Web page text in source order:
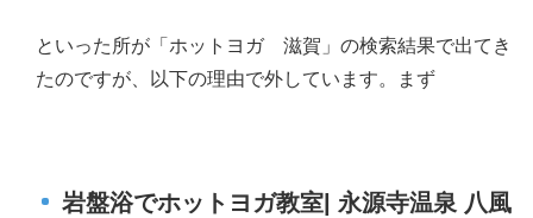
といった所が「ホットヨガ 滋賀」の検索結果で出てき
たのですが、以下の理由で外しています。まず
岩盤浴でホットヨガ教室| 永源寺温泉 八風